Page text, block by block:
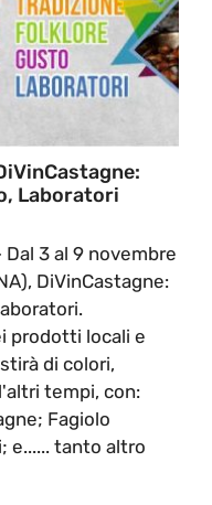
Laboratori
Dal 3 al 9 novembre
DiVinCastagne:
prodotti locali e
di colori,
tempi, con:
Fagiolo
e...... tanto altro